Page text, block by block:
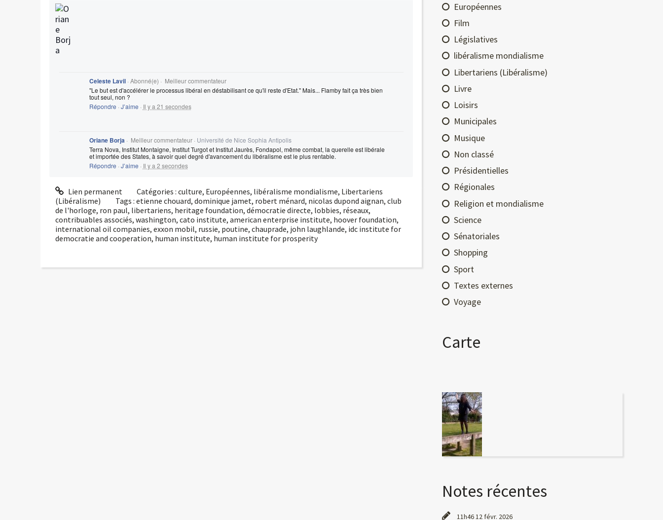
Celeste Lavil· Abonné(e) · Meilleur commentateur
"Le but est d'accélérer le processus libéral en déstabilisant ce qu'il reste d'Etat." Mais... Flamby fait ça très bien
tout seul, non ?
Répondre · J’aime · Il y a 21 secondes
Oriane Borja · Meilleur commentateur · Université de Nice Sophia Antipolis
Terra Nova, Institut Montaigne, Institut Turgot et Institut Jaurès, Fondapol, même combat, la querelle est libérale
et importée des States, à savoir quel degré d'avancement du libéralisme est le plus rentable.
Répondre · J’aime · Il y a 2 secondes
Lien permanent Catégories :culture, Européennes, libéralisme mondialisme, Libertariens
(Libéralisme)
Tags : etienne chouard, dominique jamet, robert ménard, nicolas dupond aignan, club
de l'horloge, ron paul, libertariens, heritage foundation, démocratie directe, lobbies, réseaux,
contribuables associés, washington, cato institute, american enterprise institute, hoover foundation,
international oil companies, exxon mobil, russie, poutine, chauprade, john laughlande, idc institute for
democratie and cooperation, human institute, human institute for prosperity
Européennes
Film
Législatives
libéralisme mondialisme
Libertariens (Libéralisme)
Livre
Loisirs
Municipales
Musique
Non classé
Présidentielles
Régionales
Religion et mondialisme
Science
Sénatoriales
Shopping
Sport
Textes externes
Voyage
Carte
Notes récentes
11h4612 févr. 2026